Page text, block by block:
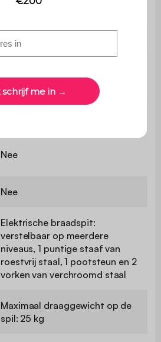
Nee
Nee
Nee
Elektrische braadspit:
verstelbaar op meerdere
niveaus, 1 puntige staaf van
roestvrij staal, 1 pootsteun en 2
vorken van verchroomd staal
Maximaal draaggewicht op de
spil: 25 kg